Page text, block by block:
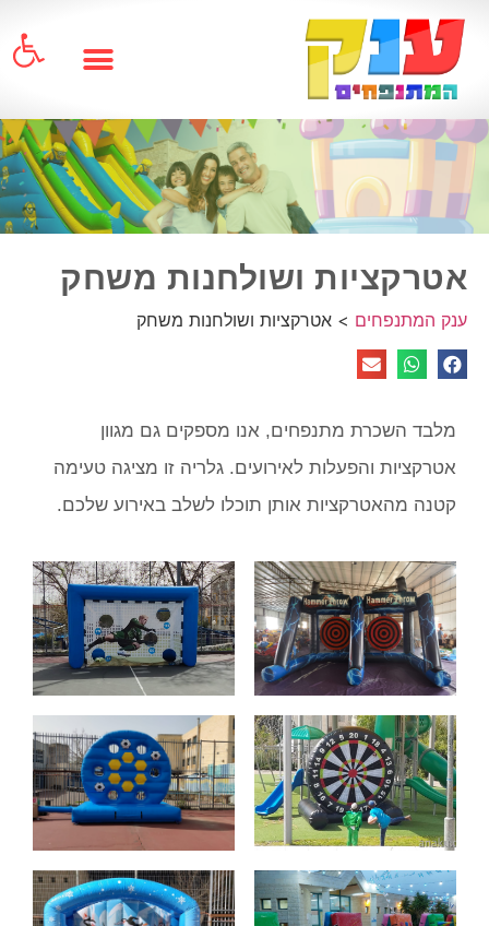
אטרקציות ושולחנות משחק
ענק המתנפחים > אטרקציות ושולחנות משחק
מלבד השכרת מתנפחים, אנו מספקים גם מגוון
אטרקציות והפעלות לאירועים. גלריה זו מציגה טעימה
קטנה מהאטרקציות אותן תוכלו לשלב באירוע שלכם.